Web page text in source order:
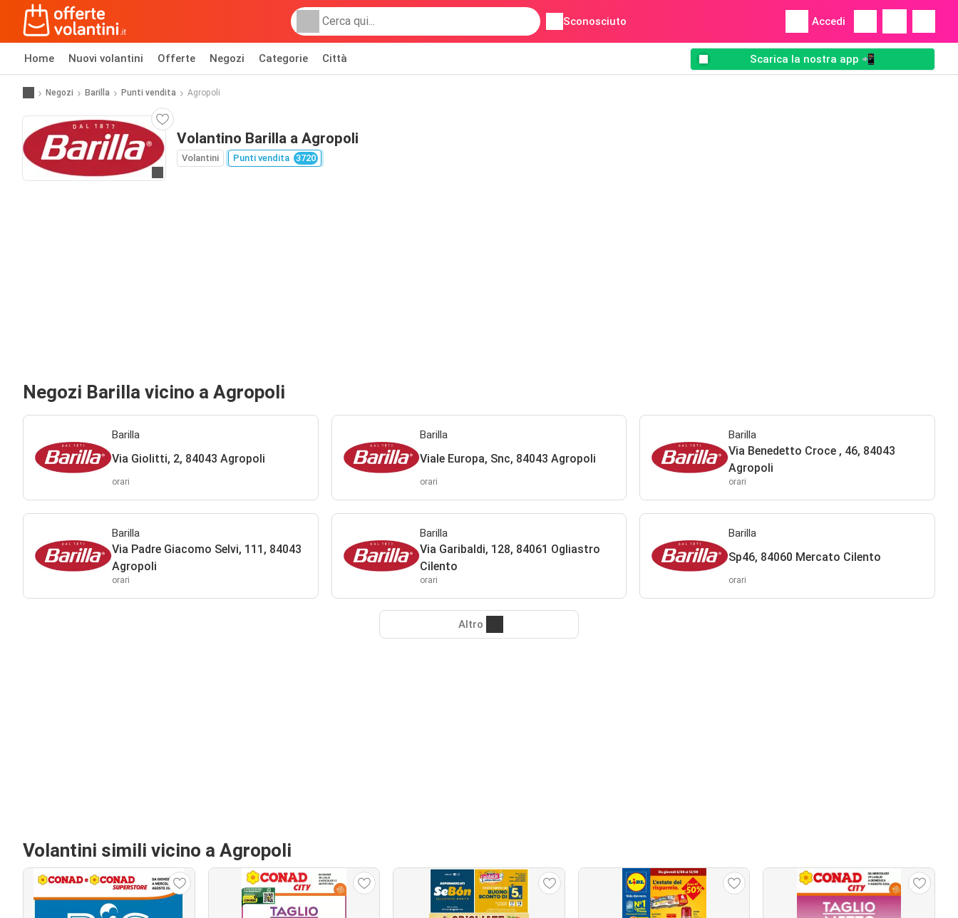
Sconosciuto Accedi
Home Nuovi volantini Offerte Negozi Categorie Città Scarica la nostra app 📲
Negozi Barilla Punti vendita Agropoli
Volantino Barilla a Agropoli
Volantini Punti vendita 3720
Negozi Barilla vicino a Agropoli
Barilla
Via Giolitti, 2, 84043 Agropoli
orari
Barilla
Viale Europa, Snc, 84043 Agropoli
orari
Barilla
Via Benedetto Croce , 46, 84043
Agropoli
orari
Barilla
Via Padre Giacomo Selvi, 111, 84043
Agropoli
orari
Barilla
Via Garibaldi, 128, 84061 Ogliastro
Cilento
orari
Barilla
Sp46, 84060 Mercato Cilento
orari
Altro
Volantini simili vicino a Agropoli